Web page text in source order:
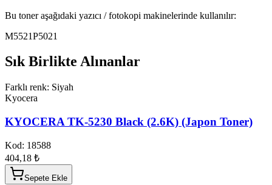
Bu toner aşağıdaki yazıcı / fotokopi makinelerinde kullanılır:
M5521P5021
Sık Birlikte Alınanlar
Farklı renk: Siyah
Kyocera
KYOCERA TK-5230 Black (2.6K) (Japon Toner)
Kod: 18588
404,18 ₺
Sepete Ekle